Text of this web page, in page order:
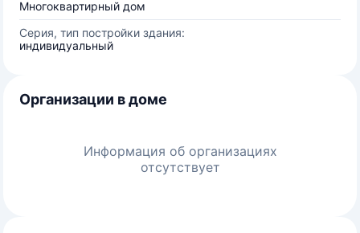
Многоквартирный дом
Серия, тип постройки здания:
индивидуальный
Организации в доме
Информация об организациях
отсутствует